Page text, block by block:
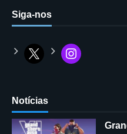
Siga-nos
Notícias